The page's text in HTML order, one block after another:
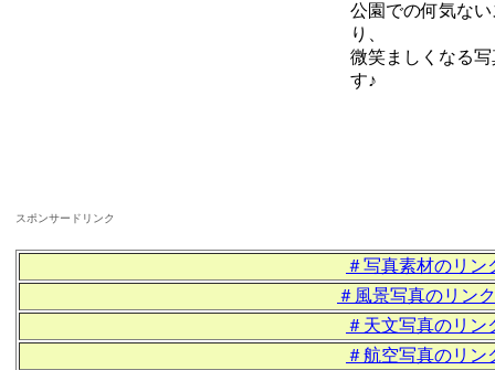
公園での何気な
り、
微笑ましくなる
す♪
スポンサードリンク
＃写真素材のリン
＃風景写真のリン
＃天文写真のリン
＃航空写真のリン